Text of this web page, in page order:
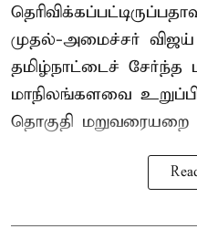
முதல்-அமைச்சர்
தமிழ்நாட்டைச்
மாநிலங்களவை
தொகுதி